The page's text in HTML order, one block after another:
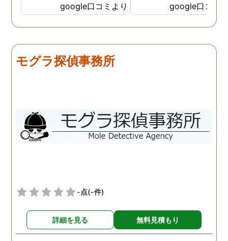
google口コミより google口コミ
モグラ探偵事務所
-点(-件)
詳細を見る 無料見積もり